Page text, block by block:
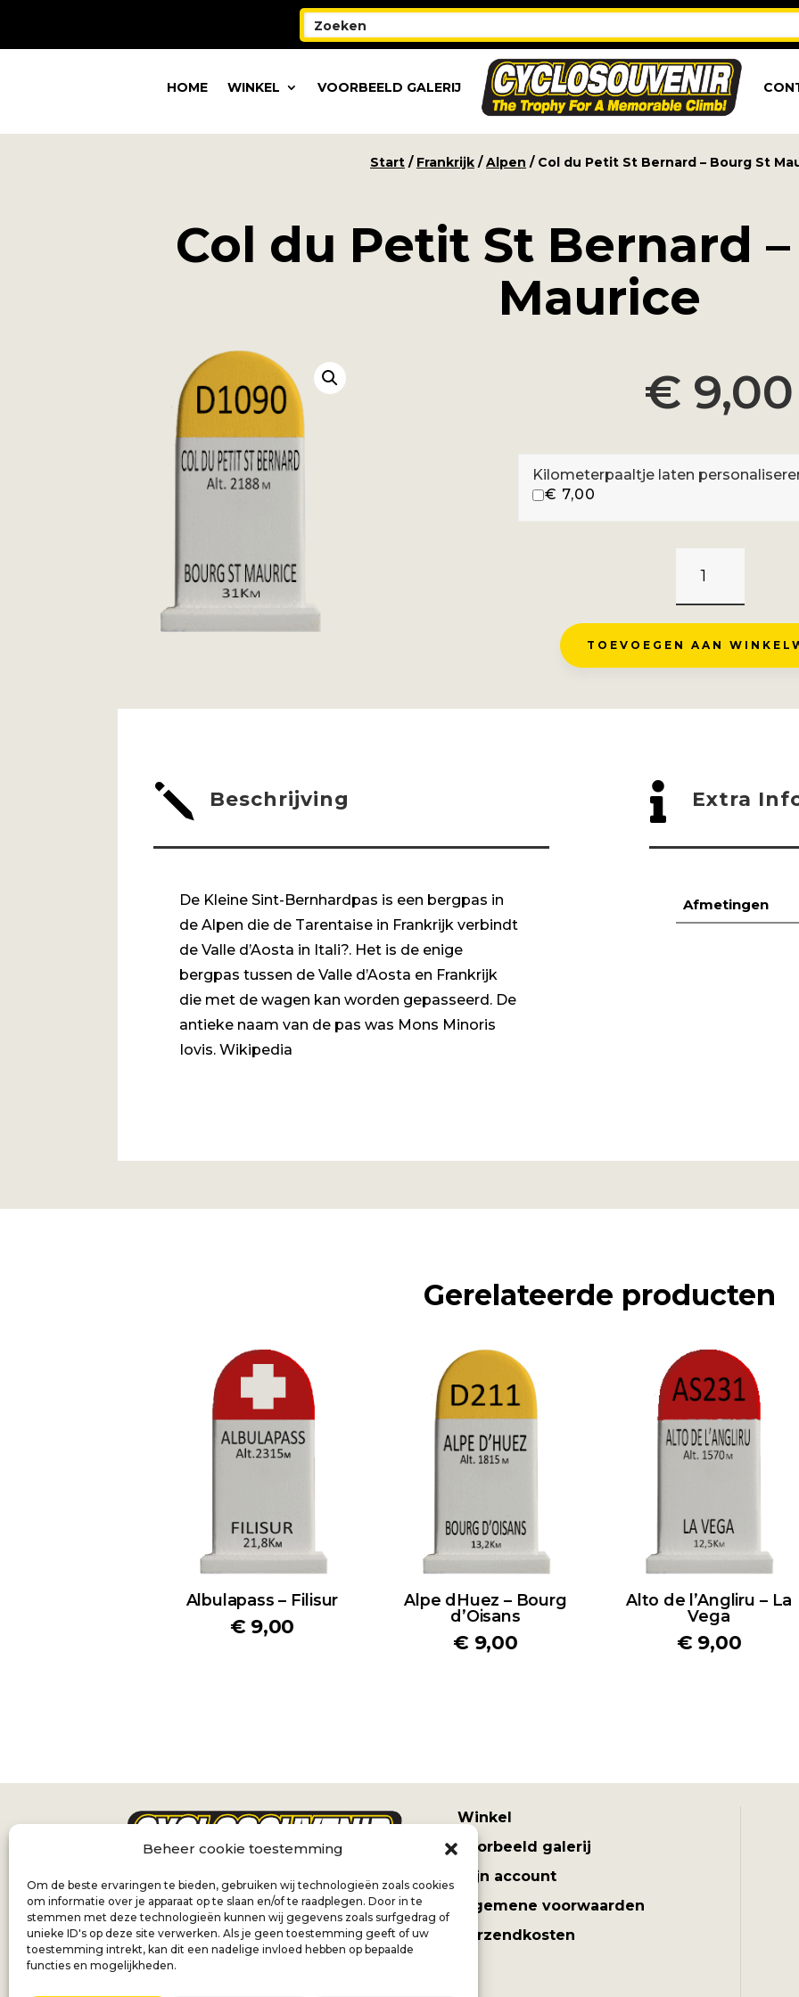
Beheer cookie toestemming
Om de beste ervaringen te bieden, gebruiken wij technologieën zoals cookies
om informatie over je apparaat op te slaan en/of te raadplegen. Door in te
stemmen met deze technologieën kunnen wij gegevens zoals surfgedrag of
unieke ID's op deze site verwerken. Als je geen toestemming geeft of uw
toestemming intrekt, kan dit een nadelige invloed hebben op bepaalde
functies en mogelijkheden.
HOME WINKEL VOORBEELD GALERIJ
Start / Frankrijk /Alpen / Col du Petit St Bernard – Bourg St
Col du Petit St Bernard
Maurice
€ 9,00
Kilometerpaaltje laten
€ 7,00
PETIT
BOURG
TOEVOEGEN AAN
j Beschrijving
De Kleine Sint-Bernhardpas is een bergpas in
de Alpen die de Tarentaise in Frankrijk verbindt
de Valle d’Aosta in Itali?. Het is de enige
bergpas tussen de Valle d’Aosta en Frankrijk
die met de wagen kan worden gepasseerd. De
antieke naam van de pas was Mons Minoris
Iovis. Wikipedia
 Extra
Afmetingen
Gerelateerde producten
Albulapass – Filisur
€9,00
Alpe dHuez – Bourg
d’Oisans
€ 9,00
Alto de l’Angliru – La
Vega
€9,00
Winkel
Voorbeeld galerij
Mijn account
Algemene voorwaarden
Verzendkosten